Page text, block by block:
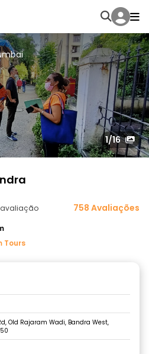
1/16
avaliação 758 Avaliações
Tours
Old Rajaram Wadi, Bandra West,